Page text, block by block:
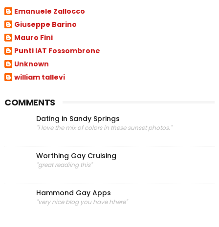
Emanuele Zallocco
Giuseppe Barino
Mauro Fini
Punti IAT Fossombrone
Unknown
william tallevi
COMMENTS
Dating in Sandy Springs
"i love the mix of colors in these sunset photos."
Worthing Gay Cruising
"great readiing this"
Hammond Gay Apps
"very nice blog you have hhere"